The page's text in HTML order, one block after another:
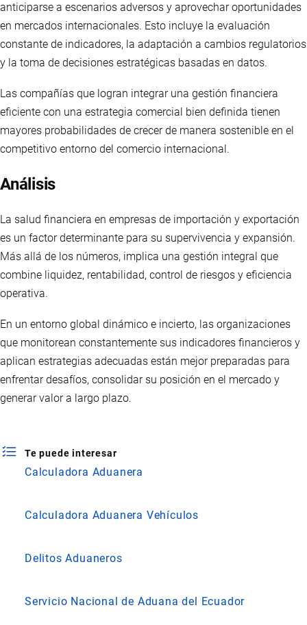
anticiparse a escenarios adversos y aprovechar oportunidades
en mercados internacionales. Esto incluye la evaluación
constante de indicadores, la adaptación a cambios regulatorios
y la toma de decisiones estratégicas basadas en datos.
Las compañías que logran integrar una gestión financiera
eficiente con una estrategia comercial bien definida tienen
mayores probabilidades de crecer de manera sostenible en el
competitivo entorno del comercio internacional.
Análisis
La salud financiera en empresas de importación y exportación
es un factor determinante para su supervivencia y expansión.
Más allá de los números, implica una gestión integral que
combine liquidez, rentabilidad, control de riesgos y eficiencia
operativa.
En un entorno global dinámico e incierto, las organizaciones
que monitorean constantemente sus indicadores financieros y
aplican estrategias adecuadas están mejor preparadas para
enfrentar desafíos, consolidar su posición en el mercado y
generar valor a largo plazo.
Te puede interesar
Calculadora Aduanera
Calculadora Aduanera Vehículos
Delitos Aduaneros
Servicio Nacional de Aduana del Ecuador